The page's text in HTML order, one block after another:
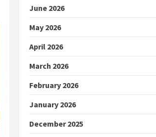
June 2026
May 2026
April 2026
March 2026
February 2026
January 2026
December 2025